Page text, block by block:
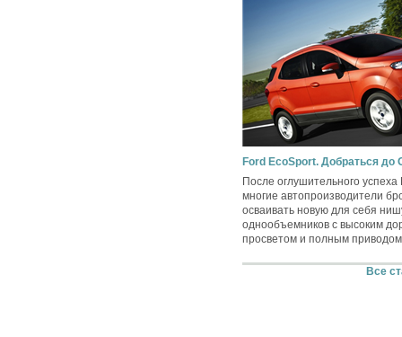
Ford EcoSport. Добраться до
После оглушительного
многие автопроизводители
осваивать новую для себя
однообъемников с высоким
просветом и полным
Все